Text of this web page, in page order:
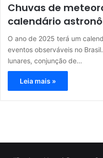
Chuvas de
calendário
O ano de 2025 terá um
eventos observáveis no
lunares, conjunção de…
Leia mais »